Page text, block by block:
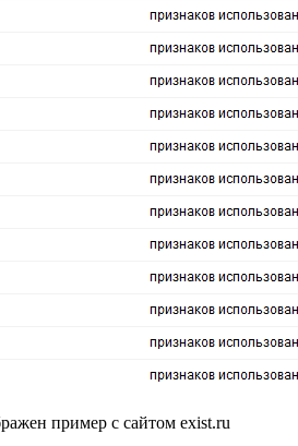
пример с сайтом exist.ru